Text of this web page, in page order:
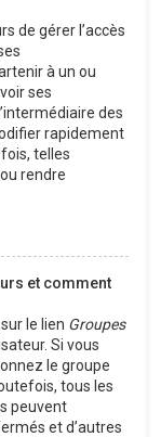
de gérer l’accès
à un ou
ses
des
rapidement
telles
rendre
et comment
le lien Groupes
Si vous
le groupe
tous les
peuvent
et d’autres